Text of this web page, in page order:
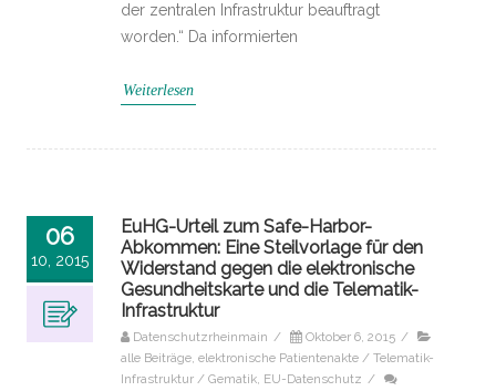
der zentralen Infrastruktur beauftragt
worden.“ Da informierten
Weiterlesen
06
10, 2015
EuHG-Urteil zum Safe-Harbor-
Abkommen: Eine Steilvorlage für den
Widerstand gegen die elektronische
Gesundheitskarte und die Telematik-
Infrastruktur
Datenschutzrheinmain / Oktober 6, 2015 /
alle Beiträge, elektronische Patientenakte / Telematik-
Infrastruktur / Gematik, EU-Datenschutz /